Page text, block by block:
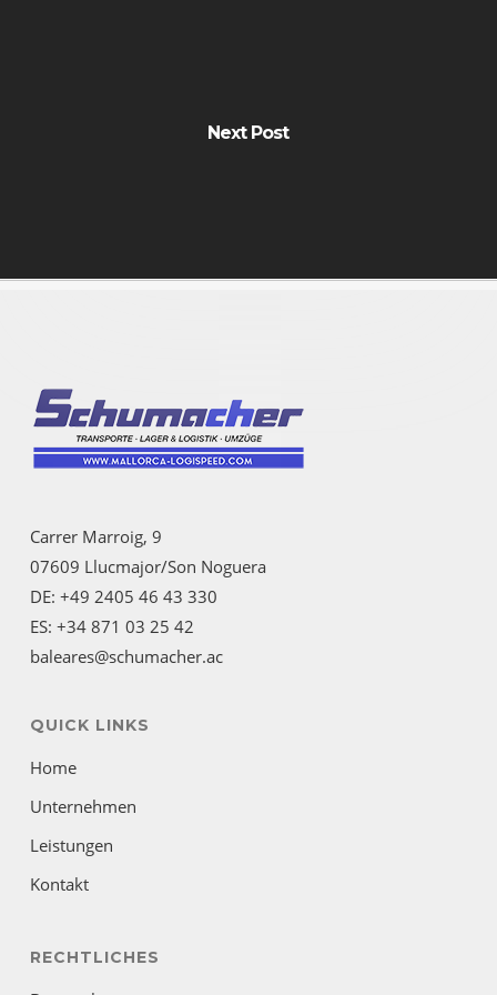
Next Post
Carrer Marroig, 9
07609 Llucmajor/Son Noguera
DE: +49 2405 46 43 330
ES: +34 871 03 25 42
baleares@schumacher.ac
QUICK LINKS
Home
Unternehmen
Leistungen
Kontakt
RECHTLICHES